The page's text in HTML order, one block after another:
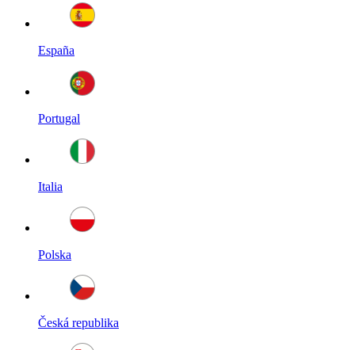
España
Portugal
Italia
Polska
Česká republika